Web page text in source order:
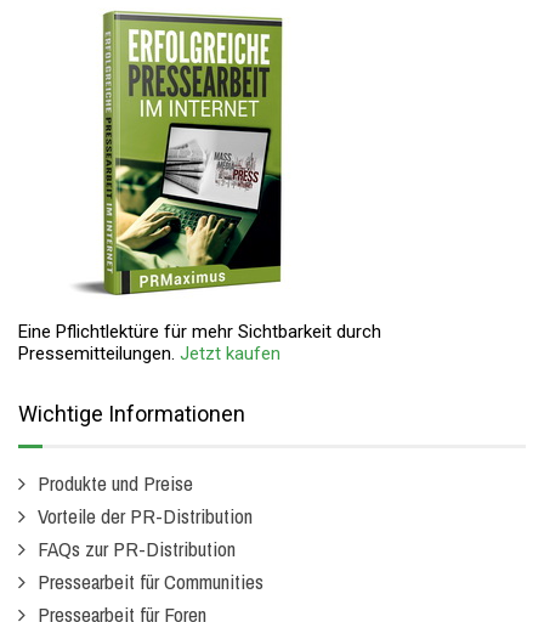
Eine Pflichtlektüre für mehr Sichtbarkeit durch
Pressemitteilungen. Jetzt kaufen
Wichtige Informationen
Produkte und Preise
Vorteile der PR-Distribution
FAQs zur PR-Distribution
Pressearbeit für Communities
Pressearbeit für Foren